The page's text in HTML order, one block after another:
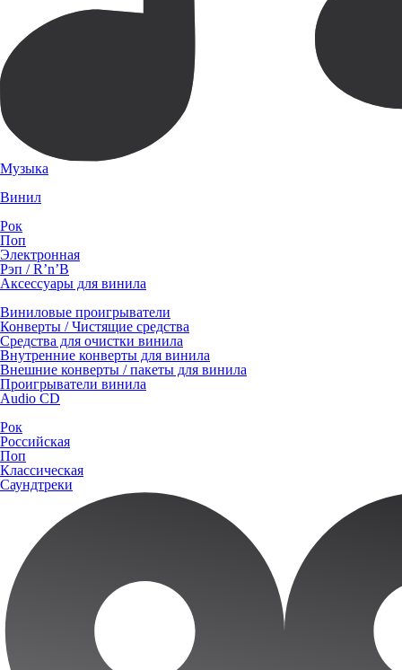
Музыка
Винил
Рок
Поп
Электронная
Рэп / R’n’B
Аксессуары для винила
Виниловые проигрыватели
Конверты / Чистящие средства
Средства для очистки винила
Внутренние конверты для винила
Внешние конверты / пакеты для винила
Проигрыватели винила
Audio CD
Рок
Российская
Поп
Классическая
Саундтреки